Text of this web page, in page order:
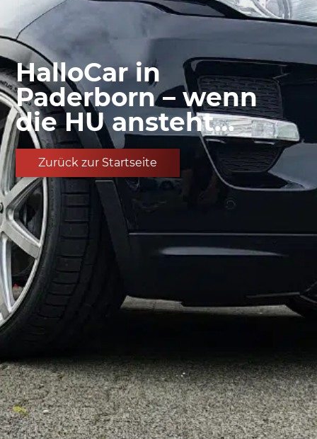
HalloCar in
Paderborn – wenn
die HU ansteht…
Zurück zur Startseite